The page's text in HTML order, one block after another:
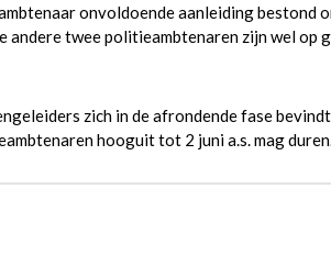
onvoldoende aanleiding bestond
andere twee politieambtenaren zijn wel op
zich in de afrondende fase
hooguit tot 2 juni a.s. mag